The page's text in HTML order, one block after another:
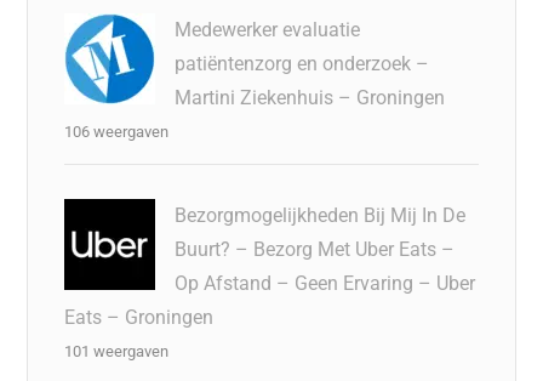
Medewerker evaluatie
patiëntenzorg en onderzoek –
Martini Ziekenhuis – Groningen
106 weergaven
Bezorgmogelijkheden Bij Mij In De
Buurt? – Bezorg Met Uber Eats –
Op Afstand – Geen Ervaring – Uber
Eats – Groningen
101 weergaven